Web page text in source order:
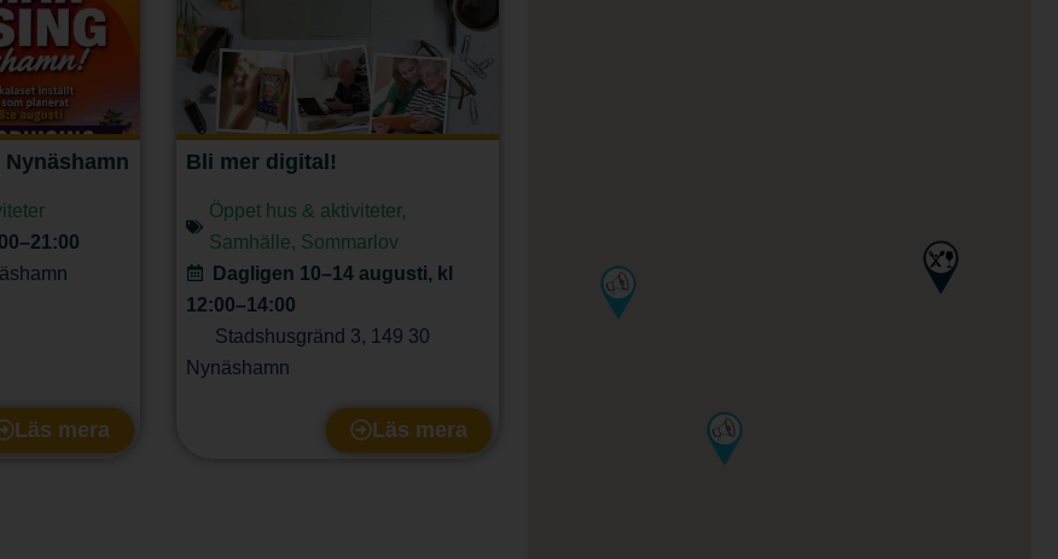
Läs mera
Bli mer digital!
Öppet hus & aktiviteter,
Samhälle, Sommarlov
Dagligen 10–14 augusti, kl
12:00–14:00
Stadshusgränd 3, 149 30
Nynäshamn
Läs mera